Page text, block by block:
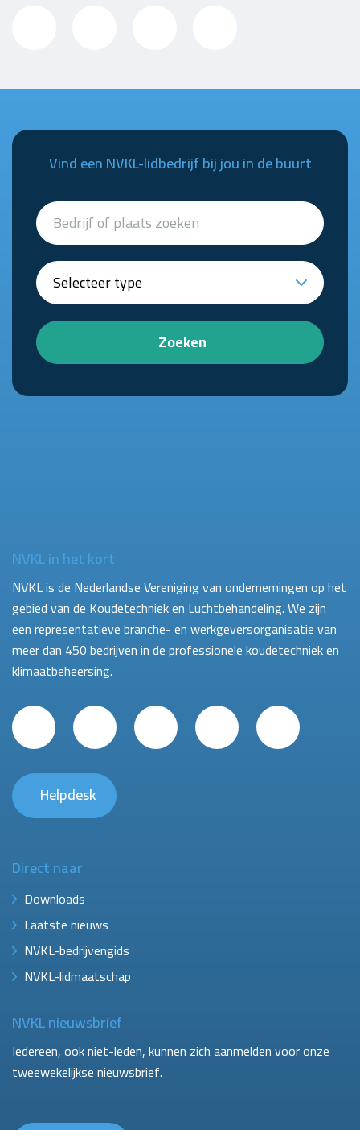
Vind een NVKL-lidbedrijf bij jou in de buurt
Zoeken
NVKL in het kort
NVKL is de Nederlandse Vereniging van ondernemingen op het
gebied van de Koudetechniek en Luchtbehandeling. We zijn
een representatieve branche- en werkgeversorganisatie van
meer dan 450 bedrijven in de professionele koudetechniek en
klimaatbeheersing.
Helpdesk
Direct naar
Downloads
Laatste nieuws
NVKL-bedrijvengids
NVKL-lidmaatschap
NVKL nieuwsbrief
Iedereen, ook niet-leden, kunnen zich aanmelden voor onze
tweewekelijkse nieuwsbrief.